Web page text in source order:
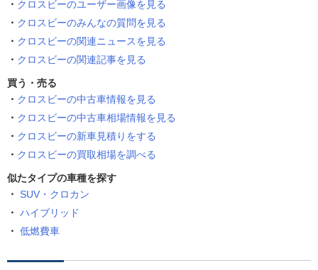
クロスビーのユーザー画像を見る
クロスビーのみんなの質問を見る
クロスビーの関連ニュースを見る
クロスビーの関連記事を見る
買う・売る
クロスビーの中古車情報を見る
クロスビーの中古車相場情報を見る
クロスビーの新車見積りをする
クロスビーの買取相場を調べる
似たタイプの車種を探す
SUV・クロカン
ハイブリッド
低燃費車